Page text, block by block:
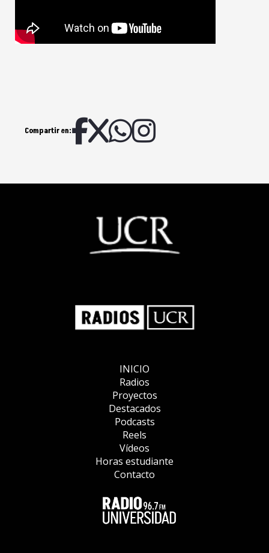
Compartir en:
INICIO
Radios
Proyectos
Destacados
Podcasts
Reels
Vídeos
Horas estudiante
Contacto